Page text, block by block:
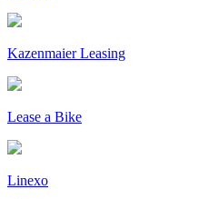
Kazenmaier Leasing
Lease a Bike
Linexo